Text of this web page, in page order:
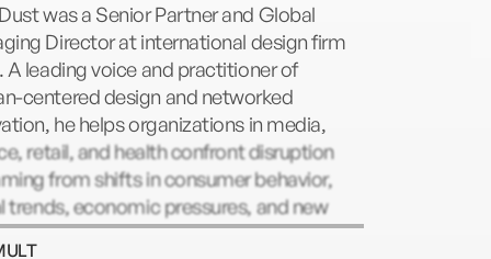
was a Senior Partner and Global
Director at international design firm
A leading voice and practitioner of
centered design and networked
he helps organizations in media,
retail, and health confront disruption
from shifts in consumer behavior,
trends, economic pressures, and new
Prior to IDEO, Dust worked as an